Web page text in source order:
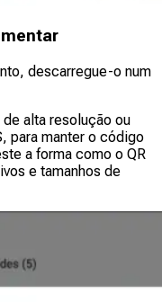
descarregue-o num
alta resolução ou
para manter o código
a forma como o QR
e tamanhos de